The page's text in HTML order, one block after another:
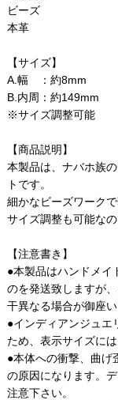
ビーズ
本革
【サイズ】
A.幅 ：約8mm
B.内周：約149mm
※サイズ調整可能
【商品説明】
本製品は、ナバホ族
トです。
細かなビーズワーク
サイズ調整も可能な
【注意書き】
●本製品はハンドメイ
のを発送致しますが
干異なる場合が御座
●インディアンジュエ
ため、表示サイズに
●本体への衝撃、曲げ
の原因になります。
注意下さい。